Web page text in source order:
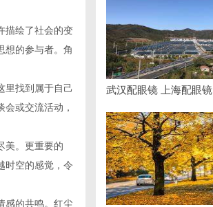
描绘了社会的变
想的参与者。角
里找到属于自己
或交流活动，
美。更重要的
时空的感觉，令
感的共鸣。红尘
武汉配眼镜 上海配眼镜